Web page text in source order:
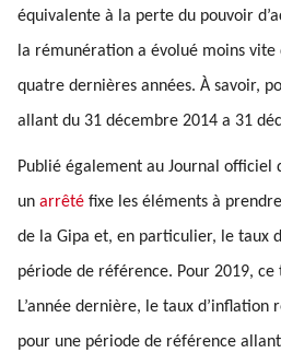
équivalente à la perte du pouvoir
la rémunération a évolué moins vite
quatre dernières années. À savoir,
allant du 31 décembre 2014 a 31
Publié également au Journal officiel
un arrêté fixe les éléments à
de la Gipa et, en particulier, le taux
période de référence. Pour 2019, ce
L’année dernière, le taux d’inflation
pour une période de référence